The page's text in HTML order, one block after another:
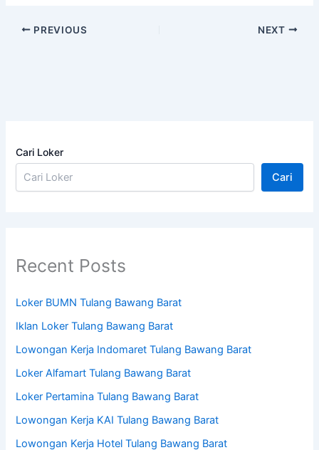
PREVIOUS NEXT
Cari Loker
Cari
Recent Posts
Loker BUMN Tulang Bawang Barat
Iklan Loker Tulang Bawang Barat
Lowongan Kerja Indomaret Tulang Bawang Barat
Loker Alfamart Tulang Bawang Barat
Loker Pertamina Tulang Bawang Barat
Lowongan Kerja KAI Tulang Bawang Barat
Lowongan Kerja Hotel Tulang Bawang Barat